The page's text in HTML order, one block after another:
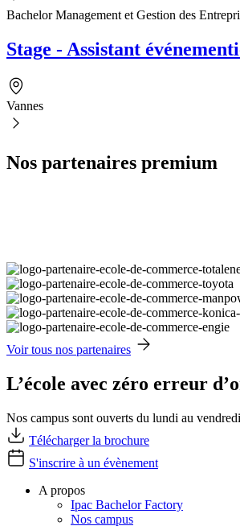
Bachelor Management et Gestion des
Stage - Assistant
Vannes
Nos partenaires premium
Voir tous nos partenaires
L’école avec zéro erreur
Nos campus sont ouverts du lundi au
Télécharger la brochure
S'inscrire à un évènement
A propos
Ipac Bachelor Factory
Nos campus